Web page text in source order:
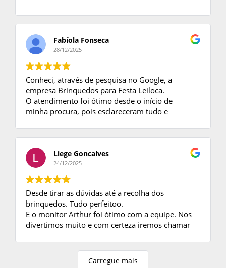
Fabíola Fonseca
28/12/2025
Conheci, através de pesquisa no Google, a
empresa Brinquedos para Festa Leiloca.
O atendimento foi ótimo desde o início de
minha procura, pois esclareceram tudo e
Só tenho a agradecer, as crianças se divertiram
muito com os brinquedos e o monitor foi ótimo.
Liege Goncalves
24/12/2025
Desde tirar as dúvidas até a recolha dos
brinquedos. Tudo perfeitoo.
E o monitor Arthur foi ótimo com a equipe. Nos
divertimos muito e com certeza iremos chamar
Carregue mais